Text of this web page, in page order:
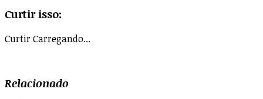
Curtir isso:
CurtirCarregando...
Relacionado